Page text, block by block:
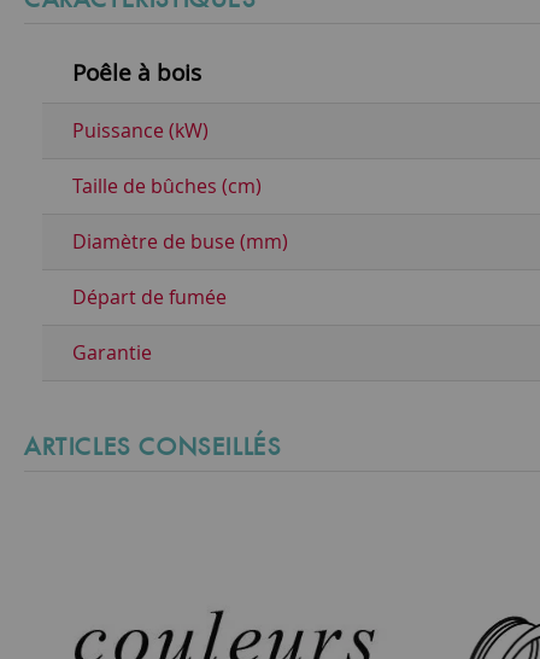
Poêle à bois
Puissance (kW)
Taille de bûches (cm)
Diamètre de buse (mm)
Départ de fumée
Garantie
ARTICLES CONSEILLÉS